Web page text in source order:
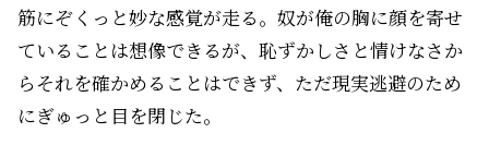
筋にぞくっと妙な感覚が走る。奴が俺の胸に顔を寄せ
ていることは想像できるが、恥ずかしさと情けなさか
らそれを確かめることはできず、ただ現実逃避のため
にぎゅっと目を閉じた。